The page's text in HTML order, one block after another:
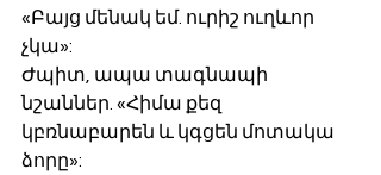
«Բայց մենակ եմ. ուրիշ ուղևոր
չկա»:
Ժպիտ, ապա տագնապի
նշաններ. «Հիմա քեզ
կբռնաբարեն և կգցեն մոտակա
ձորը»: